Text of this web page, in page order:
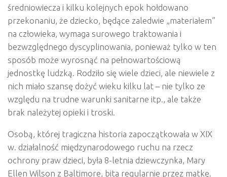
średniowiecza i kilku kolejnych epok hołdowano
przekonaniu, że dziecko, będące zaledwie „materiałem”
na człowieka, wymaga surowego traktowania i
bezwzględnego dyscyplinowania, ponieważ tylko w ten
sposób może wyrosnąć na pełnowartościową
jednostkę ludzką. Rodziło się wiele dzieci, ale niewiele z
nich miało szansę dożyć wieku kilku lat – nie tylko ze
względu na trudne warunki sanitarne itp., ale także
brak należytej opieki i troski.
Osobą, której tragiczna historia zapoczątkowała w XIX
w. działalność międzynarodowego ruchu na rzecz
ochrony praw dzieci, była 8-letnia dziewczynka, Mary
Ellen Wilson z Baltimore, bita regularnie przez matkę.